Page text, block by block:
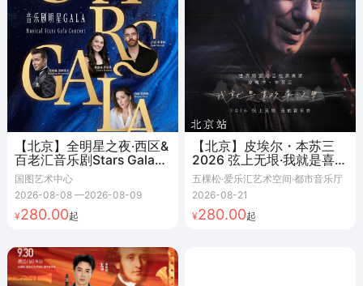
【北京】全明星之夜·西区&
百老汇音乐剧Stars Gala演
唱会 北京站
国图艺术中心
2026-08-08 —2026-08-09
280.00起
【北京】皮埃尔・本苏三
2026 弦上无垠·我就是喜欢
来这里 吉他音乐会
五棵松·爱乐汇艺术空间·都市音乐厅
2026-08-21
280.00起